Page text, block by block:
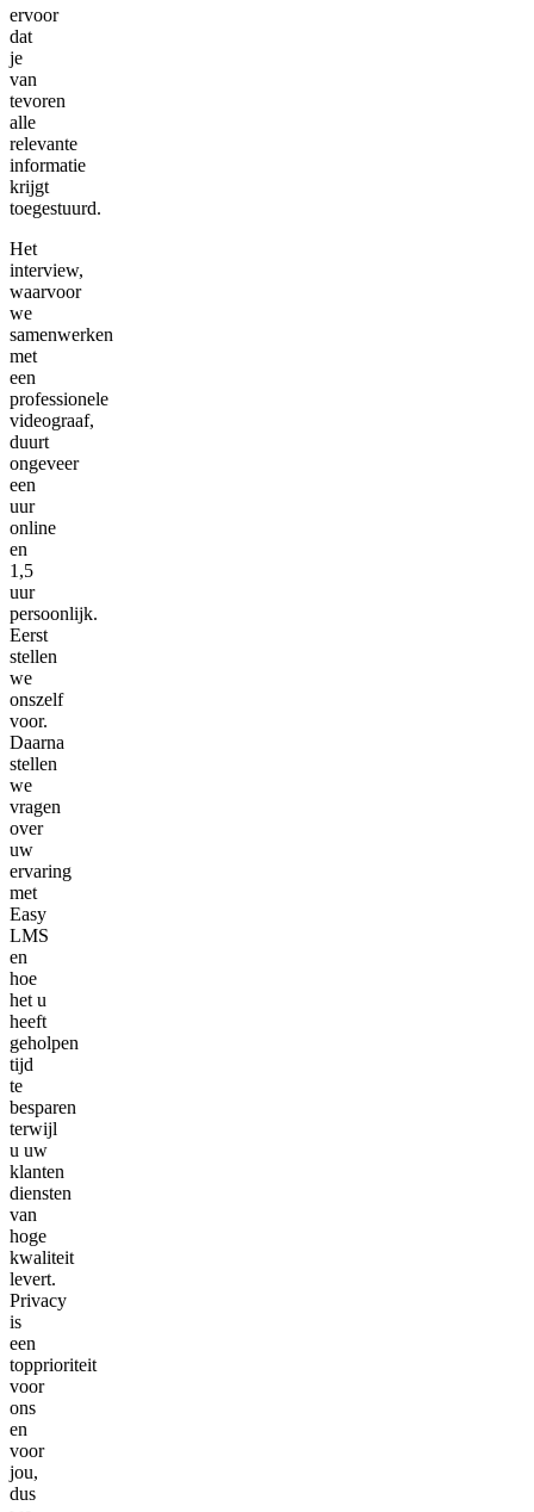
ervoor
dat
je
van
tevoren
alle
relevante
informatie
krijgt
toegestuurd.
Het
interview,
waarvoor
we
samenwerken
met
een
professionele
videograaf,
duurt
ongeveer
een
uur
online
en
1,5
uur
persoonlijk.
Eerst
stellen
we
onszelf
voor.
Daarna
stellen
we
vragen
over
uw
ervaring
met
Easy
LMS
en
hoe
het u
heeft
geholpen
tijd
te
besparen
terwijl
u uw
klanten
diensten
van
hoge
kwaliteit
levert.
Privacy
is
een
topprioriteit
voor
ons
en
voor
jou,
dus